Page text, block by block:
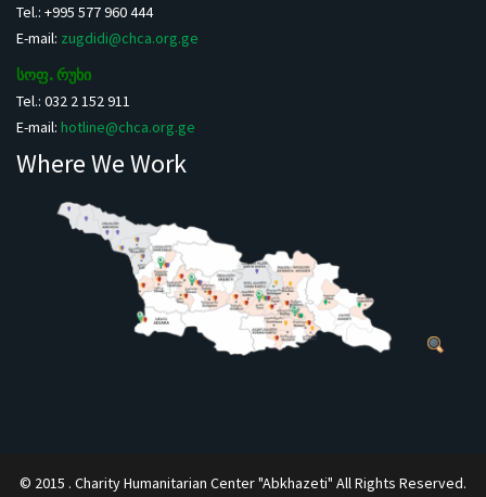
Tel.: +995 577 960 444
E-mail: zugdidi@chca.org.ge
სოფ. რუხი
Tel.: 032 2 152 911
E-mail: hotline@chca.org.ge
Where We Work
© 2015 . Charity Humanitarian Center "Abkhazeti" All Rights Reserved.